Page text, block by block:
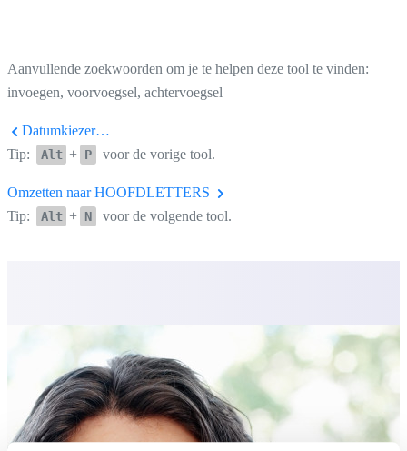
Aanvullende zoekwoorden om je te helpen deze tool te vinden:
invoegen, voorvoegsel, achtervoegsel
Datumkiezer…
Tip:
Alt + P voor de vorige tool.
Omzetten naar HOOFDLETTERS
Tip:
Alt + N voor de volgende tool.